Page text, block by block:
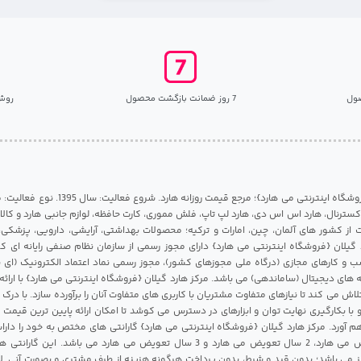
7 روز ضمانت بازگشت محصول
مرکز هارد گیلان {فروشگاه اینترنتی می هارد}؛
اکسترنال، هارد اس اس دی، هارد لپ تاپ، فلش مموری، کارت حافظه، لوازم جانبی هارد و
از کشور های آلمان، چین، امارات و ترکیه؛ محصولات بهداشتی، آرایشی، دارویی،
{فروشگاه اینترنتی می هارد} دارای مجوز رسمی از سازمان نظام صنفی رایانه ای
و کارهای مجازی (درگاه ملی مجوزهای کشور)، مجوز رسمی نماد اعتماد الکترونیک
های دیجیتال (ساماندهی) می باشد. مرکز هارد گیلان {فروشگاه اینترنتی می هارد} با
می کند تا نیازهای متفاوت مشتریان با کاربری های متفاوت آنان را برآورده سازد. با
با بکارگیری نهایت توان و ابزارهای در دسترس می کوشد تا امکان ارائه پایین ترین
آورد. مرکز هارد گیلان {فروشگاه اینترنتی می هارد} گارانتی های مختص به خود را
شامل 1 سال تعویض می هارد، 2 سال تعویض می هارد و 3 سال تعویض می هارد می